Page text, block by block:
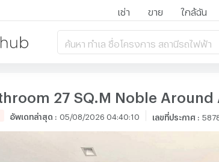
เช่า ขาย ใกล้ฉัน
ค้นหา ทำเล ชื่อโครงการ สถานีรถไฟฟ้า
27 SQ.M Noble Around
อัพเดทล่าสุด : 05/08/2026 04:40:10 เลขที่ประกาศ: